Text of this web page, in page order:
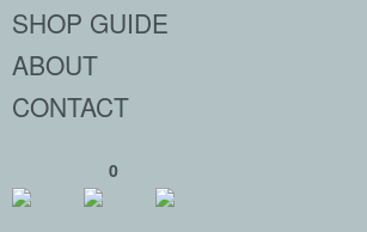
SHOP GUIDE
ABOUT
CONTACT
0